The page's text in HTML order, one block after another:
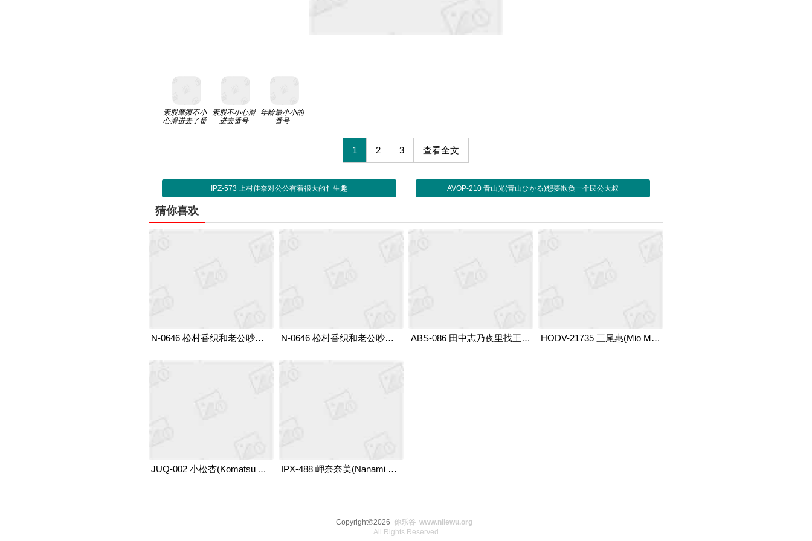
素股摩擦不小
心滑进去了番
素股不小心滑
进去番号
年龄最小小的
番号
1 2 3 查看全文
IPZ-573 上村佳奈对公公有着很大的忄生趣 AVOP-210 青山光(青山ひかる)想要欺负一个民公大叔
猜你喜欢
N-0646 松村香织和老公吵架后去了隔壁老王家 N-0646 松村香织和老公吵架后去了隔壁老王家 ABS-086 田中志乃夜里找王哥帮忙喂小老妹 HODV-21735 三尾惠(Mio Megu,三尾めぐ) 趁家人不在家的时候去老朋友家里拜访
JUQ-002 小松杏(Komatsu An) 仲夏夜回家丢了钥匙,只能借住在邻居家里 IPX-488 岬奈奈美(Nanami Misaki,岬ななみ) 趁老婆不在家的时候,赶快请公司同事来家里狂欢
Copyright©2026 你乐谷 www.nilewu.org
All Rights Reserved